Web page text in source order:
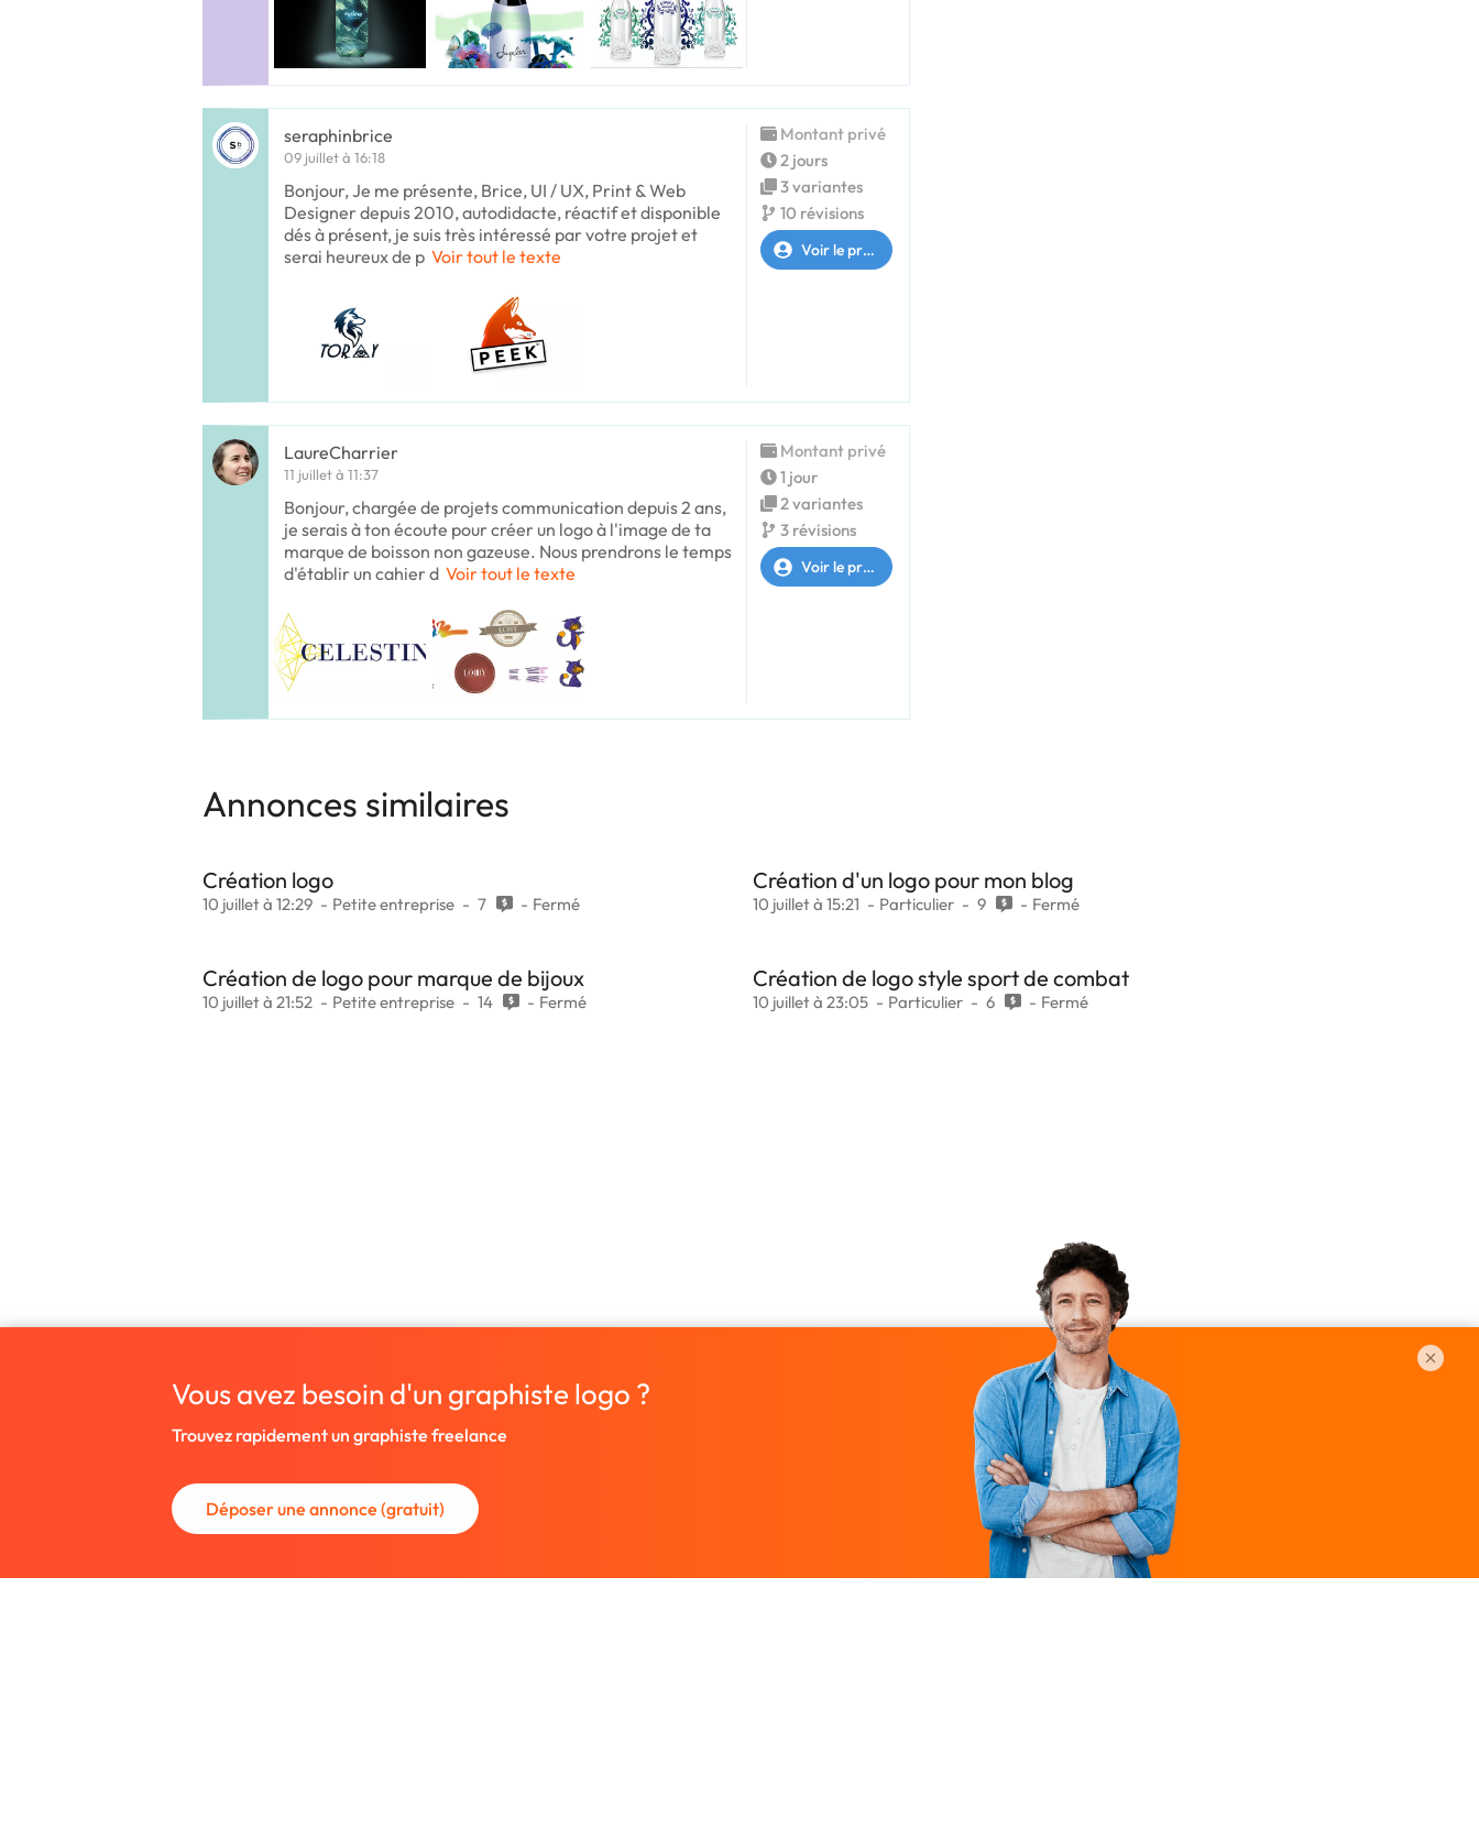
seraphinbrice
09 juillet à 16:18
Bonjour, Je me présente, Brice, UI / UX, Print & Web
Designer depuis 2010, autodidacte, réactif et disponible
dés à présent, je suis très intéressé par votre projet et
serai heureux de p Voir tout le texte
Montant privé
2 jours
3 variantes
10 révisions
Voir le profil
LaureCharrier
11 juillet à 11:37
Bonjour, chargée de projets communication depuis 2 ans,
je serais à ton écoute pour créer un logo à l'image de ta
marque de boisson non gazeuse. Nous prendrons le temps
d'établir un cahier d Voir tout le texte
Montant privé
1 jour
2 variantes
3 révisions
Voir le profil
Annonces similaires
Création logo
10 juillet à 12:29 Petite entreprise 7 Fermé
Création d'un logo pour mon blog
10 juillet à 15:21 Particulier 9 Fermé
Création de logo pour marque de bijoux
10 juillet à 21:52 Petite entreprise 14 Fermé
Création de logo style sport de combat
10 juillet à 23:05 Particulier 6 Fermé
Vous avez besoin d'un graphiste logo ?
Trouvez rapidement un graphiste freelance
Déposer une annonce (gratuit)